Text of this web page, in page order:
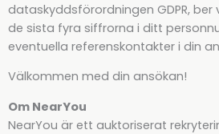
dataskyddsförordningen GDPR,
de sista fyra siffrorna i ditt
eventuella referenskontakter i din
Välkommen med din ansökan!
Om NearYou
NearYou är ett auktoriserat